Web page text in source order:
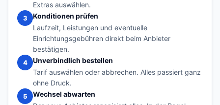
Extras auswählen.
3
Konditionen prüfen
Laufzeit, Leistungen und eventuelle
Einrichtungsgebühren direkt beim Anbieter
bestätigen.
4
Unverbindlich bestellen
Tarif auswählen oder abbrechen. Alles passiert ganz
ohne Druck.
5
Wechsel abwarten